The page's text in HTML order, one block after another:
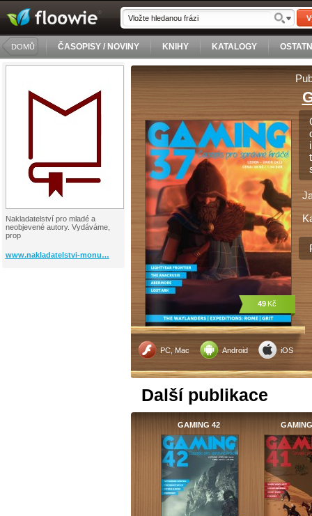
DOMŮ ČASOPISY / NOVINY KNIHY KATALOGY
Nakladatelství pro mladé a
neobjevené autory. Vydáváme,
prop
www.nakladatelstvi-monu…
PC, Mac Android iOS
49 Kč
Další publikace
GAMING 42